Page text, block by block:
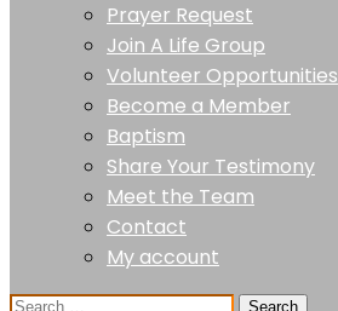
Prayer Request
Join A Life Group
Volunteer Opportunities
Become a Member
Baptism
Share Your Testimony
Meet the Team
Contact
My account